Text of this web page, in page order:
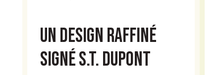
Un design raffiné
signé S.T. Dupont